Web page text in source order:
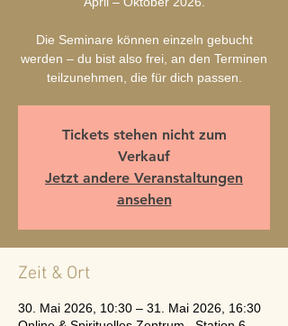
Die Seminare können einzeln gebucht
werden – du bist also frei, an den Terminen
teilzunehmen, die für dich passen.
Tickets stehen nicht zum
Verkauf
Jetzt andere Veranstaltungen
ansehen
Zeit & Ort
30. Mai 2026, 10:30 – 31. Mai 2026, 16:30